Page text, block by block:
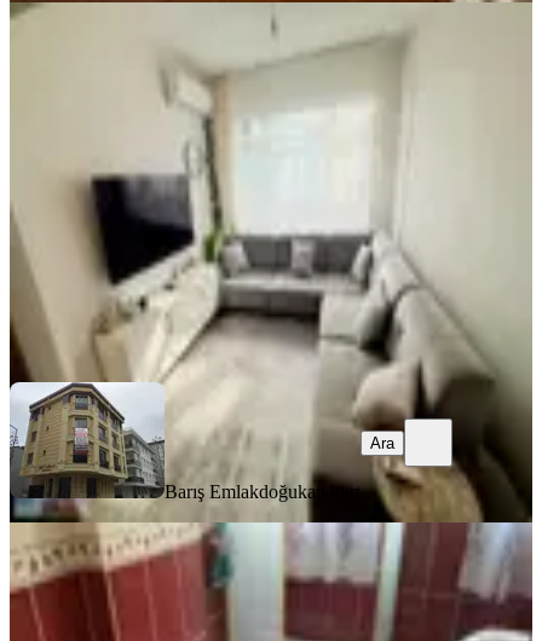
YENİ
Haseki Tramway Durağına 1 Dakika
Yürüme Mesafesinde 2+1 Daire
Fatih, Molla Gürani Mahallesi
· 80 m²
35.000 ₺
Barış Emlakdoğukan kurt
Ara
Barış Emlakdoğukan kurt
Ara
MANZARALI
Destan-104-k.m.paşa-sümbülefendi-
yan-sokağında-1-oda-1-salon-65m2-
yüksek-giriş-kat-kombili-açıklamay